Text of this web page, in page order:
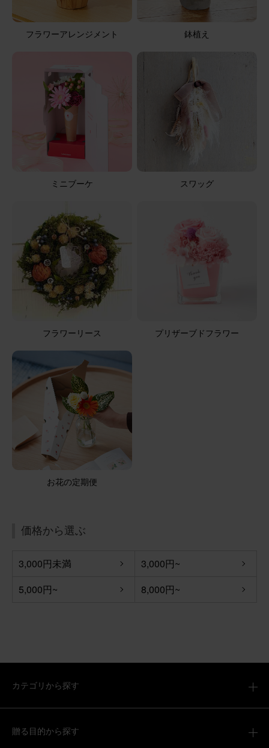
届いてから2日目で白いガーベラとカーネーションが萎
れた
箱を開けた時に花がペタンとしていて、写真とちがってい
たのでちょっとがっかりしました。特にガーベラがしなっ
となっていた。2日目でガーベラと白いカーネーションが
萎れた。お盆が来るのでお仏壇にお供えしたかったのです
が、残念です。宅配での購入に無理があるのかな？もう、
購入しません。
アレンジメント(白)XSサイズ
フラワーアレンジメント 鉢植え
ミニブーケ スワッグ
フラワーリース プリザーブドフラワー
お花の定期便
価格から選ぶ
3,000円未満
3,000円~
5,000円~
8,000円~
カテゴリから探す
贈る目的から探す